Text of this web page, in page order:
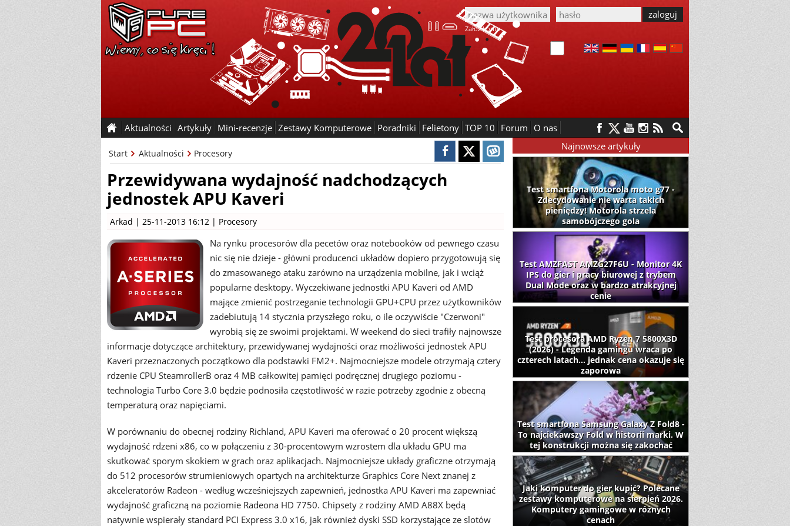
Załóż konto
Aktualności Artykuły Mini-recenzje Zestawy Komputerowe Poradniki Felietony TOP 10 Forum O nas
Start Aktualności Procesory
Przewidywana wydajność nadchodzących
jednostek APU Kaveri
Arkad | 25-11-2013 16:12 | Procesory
Na rynku procesorów dla pecetów oraz notebooków od pewnego czasu
nic się nie dzieje - główni producenci układów dopiero przygotowują się
do zmasowanego ataku zarówno na urządzenia mobilne, jak i wciąż
popularne desktopy. Wyczekiwane jednostki APU Kaveri od AMD
mające zmienić postrzeganie technologii GPU+CPU przez użytkowników
zadebiutują 14 stycznia przyszłego roku, o ile oczywiście "Czerwoni"
wyrobią się ze swoimi projektami. W weekend do sieci trafiły najnowsze
informacje dotyczące architektury, przewidywanej wydajności oraz możliwości jednostek APU
Kaveri przeznaczonych początkowo dla podstawki FM2+. Najmocniejsze modele otrzymają cztery
rdzenie CPU SteamrollerB oraz 4 MB całkowitej pamięci podręcznej drugiego poziomu -
technologia Turbo Core 3.0 będzie podnosiła częstotliwość w razie potrzeby zgodnie z obecną
temperaturą oraz napięciami.
W porównaniu do obecnej rodziny Richland, APU Kaveri ma oferować o 20 procent większą
wydajność rdzeni x86, co w połączeniu z 30-procentowym wzrostem dla układu GPU ma
skutkować sporym skokiem w grach oraz aplikacjach. Najmocniejsze układy graficzne otrzymają
do 512 procesorów strumieniowych opartych na architekturze Graphics Core Next znanej z
akceleratorów Radeon - według wcześniejszych zapewnień, jednostka APU Kaveri ma zapewniać
wydajność graficzną na poziomie Radeona HD 7750. Chipsety z rodziny AMD A88X będą
natywnie wspierały standard PCI Express 3.0 x16, jak również dyski SSD korzystające ze slotów
Najnowsze artykuły
Test smartfona Motorola moto g77 -
Zdecydowanie nie warta takich
pieniędzy! Motorola strzela
samobójczego gola
Test AMZFAST AMZG27F6U - Monitor 4K
IPS do gier i pracy biurowej z trybem
Dual Mode oraz w bardzo atrakcyjnej
cenie
Test procesora AMD Ryzen 7 5800X3D
(2026) - Legenda gamingu wraca po
czterech latach... jednak cena okazuje się
zaporowa
Test smartfona Samsung Galaxy Z Fold8 -
To najciekawszy Fold w historii marki. W
tej konstrukcji można się zakochać
Jaki komputer do gier kupić? Polecane
zestawy komputerowe na sierpień 2026.
Komputery gamingowe w różnych
cenach